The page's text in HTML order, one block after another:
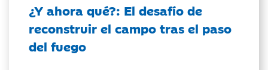
¿Y ahora qué?: El desafío de
reconstruir el campo tras el paso
del fuego